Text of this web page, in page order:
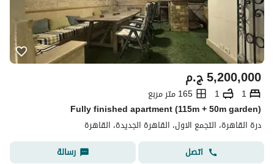
ج.م5,200,000
1
1
165 متر مربع
Fully finished apartment (115m + 50m garden)
درة القاهرة، التجمع الاول، القاهرة الجديدة، القاهرة
اتصل
رسالة